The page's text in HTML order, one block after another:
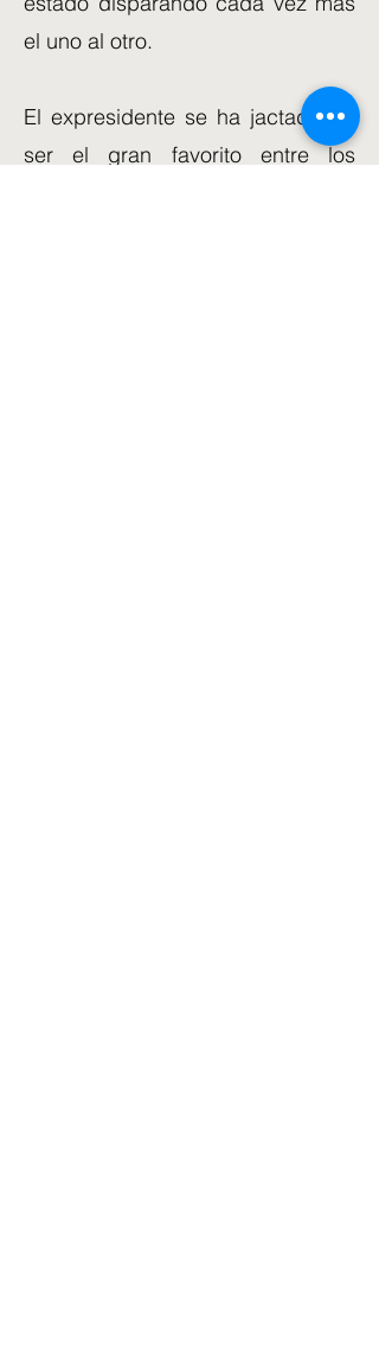
el uno al otro.
El expresidente se ha jactado de
ser el gran favorito entre los